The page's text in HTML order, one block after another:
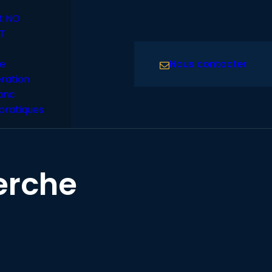
NO
Nous contacter